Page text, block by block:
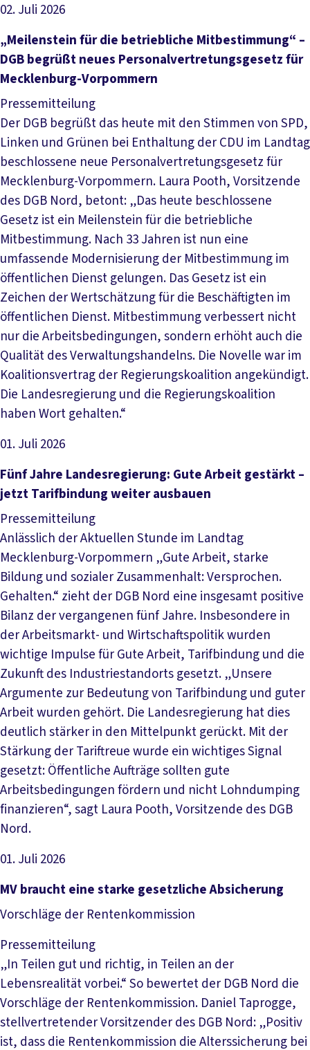
02. Juli 2026
Artikel lesen
„Meilenstein für die betriebliche Mitbestimmung“ –
DGB begrüßt neues Personalvertretungsgesetz für
Mecklenburg-Vorpommern
Pressemitteilung
Der DGB begrüßt das heute mit den Stimmen von SPD,
Linken und Grünen bei Enthaltung der CDU im Landtag
beschlossene neue Personalvertretungsgesetz für
Mecklenburg-Vorpommern. Laura Pooth, Vorsitzende
des DGB Nord, betont: „Das heute beschlossene
Gesetz ist ein Meilenstein für die betriebliche
Mitbestimmung. Nach 33 Jahren ist nun eine
umfassende Modernisierung der Mitbestimmung im
öffentlichen Dienst gelungen. Das Gesetz ist ein
Zeichen der Wertschätzung für die Beschäftigten im
öffentlichen Dienst. Mitbestimmung verbessert nicht
nur die Arbeitsbedingungen, sondern erhöht auch die
Qualität des Verwaltungshandelns. Die Novelle war im
Koalitionsvertrag der Regierungskoalition angekündigt.
Die Landesregierung und die Regierungskoalition
haben Wort gehalten.“
01. Juli 2026
Artikel lesen
Fünf Jahre Landesregierung: Gute Arbeit gestärkt –
jetzt Tarifbindung weiter ausbauen
Pressemitteilung
Anlässlich der Aktuellen Stunde im Landtag
Mecklenburg-Vorpommern „Gute Arbeit, starke
Bildung und sozialer Zusammenhalt: Versprochen.
Gehalten.“ zieht der DGB Nord eine insgesamt positive
Bilanz der vergangenen fünf Jahre. Insbesondere in
der Arbeitsmarkt- und Wirtschaftspolitik wurden
wichtige Impulse für Gute Arbeit, Tarifbindung und die
Zukunft des Industriestandorts gesetzt. „Unsere
Argumente zur Bedeutung von Tarifbindung und guter
Arbeit wurden gehört. Die Landesregierung hat dies
deutlich stärker in den Mittelpunkt gerückt. Mit der
Stärkung der Tariftreue wurde ein wichtiges Signal
gesetzt: Öffentliche Aufträge sollten gute
Arbeitsbedingungen fördern und nicht Lohndumping
finanzieren“, sagt Laura Pooth, Vorsitzende des DGB
Nord.
01. Juli 2026
Artikel lesen
MV braucht eine starke gesetzliche Absicherung
Vorschläge der Rentenkommission
Pressemitteilung
„In Teilen gut und richtig, in Teilen an der
Lebensrealität vorbei.“ So bewertet der DGB Nord die
Vorschläge der Rentenkommission. Daniel Taprogge,
stellvertretender Vorsitzender des DGB Nord: „Positiv
ist, dass die Rentenkommission die Alterssicherung bei